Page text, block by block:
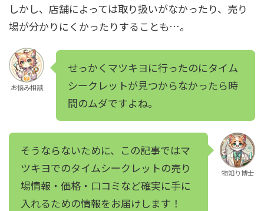
しかし、店舗によっては取り扱いがなかったり、売り
場が分かりにくかったりすることも…。
お悩み相談
せっかくマツキヨに行ったのにタイム
シークレットが見つからなかったら時
間のムダですよね。
そうならないために、この記事ではマ
ツキヨでのタイムシークレットの売り
場情報・価格・口コミなど確実に手に
入れるための情報をお届けします！
物知り博士